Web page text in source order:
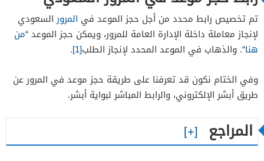
تم تخصيص رابط محدد من أجل حجز الموعد في المرورالسعودي
لإنجاز معاملة داخلة الإدارة العامة للمرور، ويمكن حجز الموعد “من
هنا“. والذهاب في الموعد المحدد لإنجاز الطلب[1]
.
وفي الختام نكون قد تعرفنا على طريقة حجز موعد في المرور عن
طريق أبشر الإلكتروني، والرابط المباشر لبواية أبشر.
المراجع